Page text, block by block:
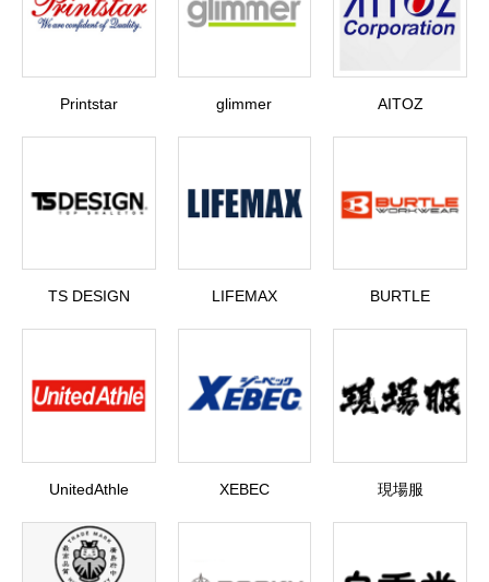
Printstar glimmer AITOZ
TS DESIGN LIFEMAX BURTLE
UnitedAthle XEBEC 現場服